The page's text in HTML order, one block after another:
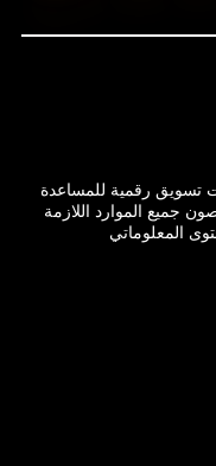
تسويق رقمية للمساعدة
جميع الموارد اللازمة
المعلوماتي